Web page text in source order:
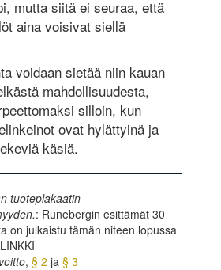
mutta siitä ei seuraa, että
aina voisivat siellä
voidaan sietää niin kauan
mahdollisuudesta,
silloin, kun
ovat hylättyinä ja
käsiä.
tuoteplakaatin
: Runebergin esittämät 30
on julkaistu tämän niteen lopussa
, § 2 ja § 3